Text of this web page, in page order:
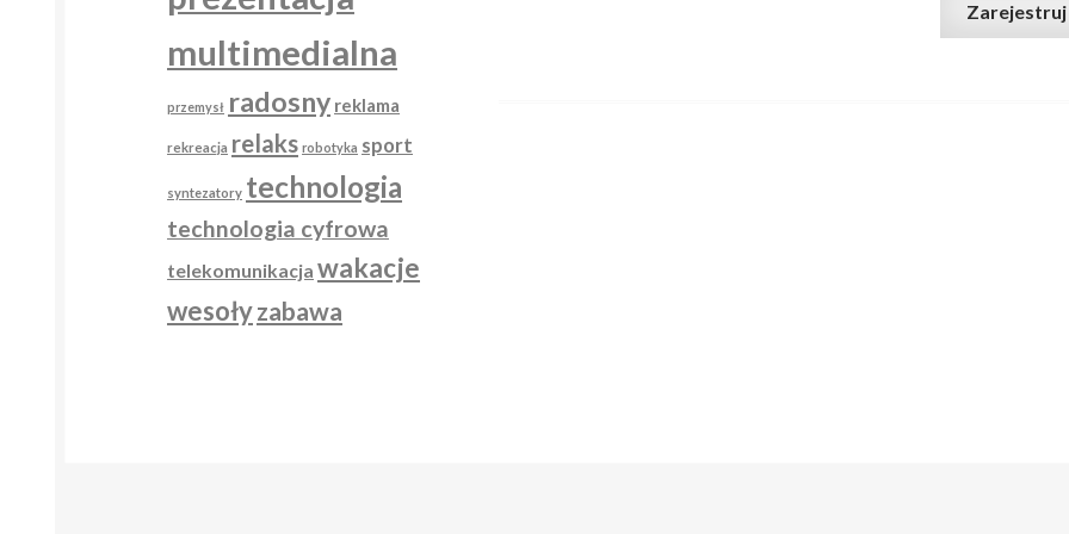
Zarejestruj
multimedialna
przemysł radosny reklama
rekreacja relaks robotyka sport
syntezatory technologia
technologia cyfrowa
telekomunikacja wakacje
wesołyzabawa